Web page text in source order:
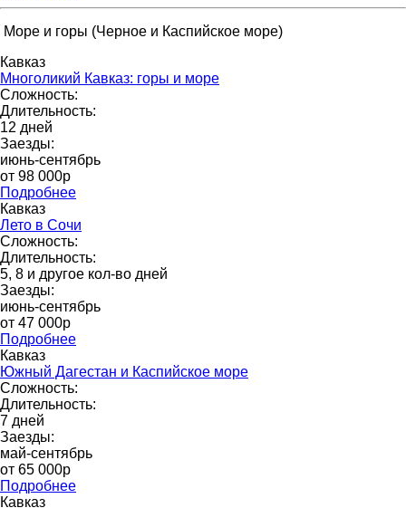
Море и горы (Черное и Каспийское море)
Кавказ
Многоликий Кавказ: горы и море
Сложность:
Длительность:
12 дней
Заезды:
июнь-сентябрь
от 98 000p
Подробнее
Кавказ
Лето в Сочи
Сложность:
Длительность:
5, 8 и другое кол-во дней
Заезды:
июнь-сентябрь
от 47 000р
Подробнее
Кавказ
Южный Дагестан и Каспийское море
Сложность:
Длительность:
7 дней
Заезды:
май-сентябрь
от 65 000p
Подробнее
Кавказ